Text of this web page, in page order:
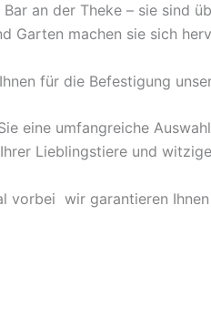
an der Theke – sie sind
Garten machen sie sich
für die Befestigung
eine umfangreiche
Lieblingstiere und
vorbei  wir garantieren